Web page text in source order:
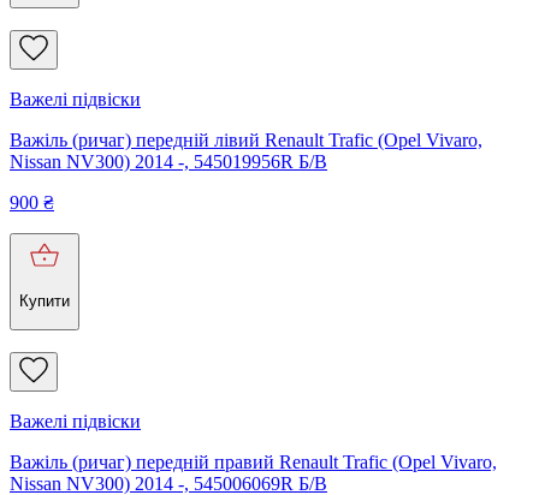
Важелі підвіски
Важіль (ричаг) передній лівий Renault Trafic (Opel Vivaro,
Nissan NV300) 2014 -, 545019956R Б/В
900 ₴
Купити
Важелі підвіски
Важіль (ричаг) передній правий Renault Trafic (Opel Vivaro,
Nissan NV300) 2014 -, 545006069R Б/В